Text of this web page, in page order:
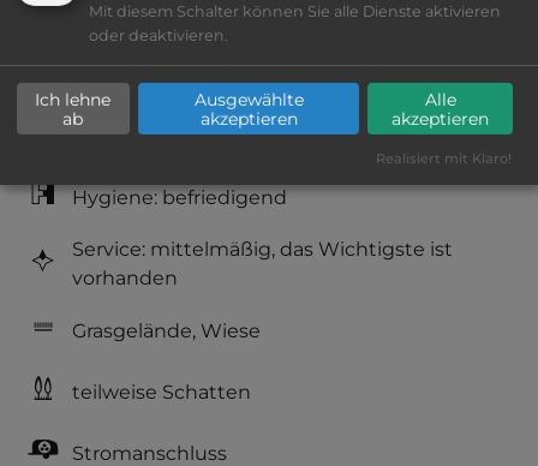
Lage: ansprechend
Geräuschkulisse: überwiegend ruhig
Hygiene: befriedigend
Service: mittelmäßig, das Wichtigste ist
vorhanden
Grasgelände, Wiese
teilweise Schatten
Stromanschluss
Mit diesem Schalter können Sie alle Dienste aktivieren
oder deaktivieren.
Ich lehne
ab
Ausgewählte
akzeptieren
Alle
akzeptieren
Realisiert mit Klaro!